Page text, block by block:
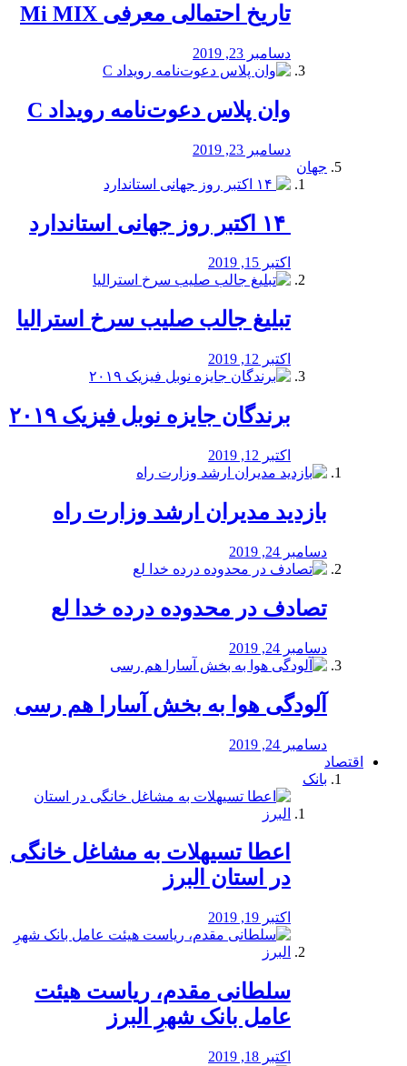
تاریخ احتمالی معرفی Mi MIX
دسامبر 23, 2019
وان پلاس دعوت‌نامه رویداد C
دسامبر 23, 2019
جهان
اکتبر 15, 2019
تبلیغ جالب صلیب سرخ استرالیا
اکتبر 12, 2019
برندگان جایزه نوبل فیزیک ۲۰۱۹
اکتبر 12, 2019
بازدید مدیران ارشد وزارت راه
دسامبر 24, 2019
تصادف در محدوده درده خدا لع
دسامبر 24, 2019
آلودگی هوا به بخش آسارا هم رسی
دسامبر 24, 2019
اقتصاد
بانک
️اعطا تسیهلات به مشاغل خانگی
در استان البرز
اکتبر 19, 2019
سلطانی مقدم، ریاست هیئت
عامل بانک شهرِ البرز
اکتبر 18, 2019